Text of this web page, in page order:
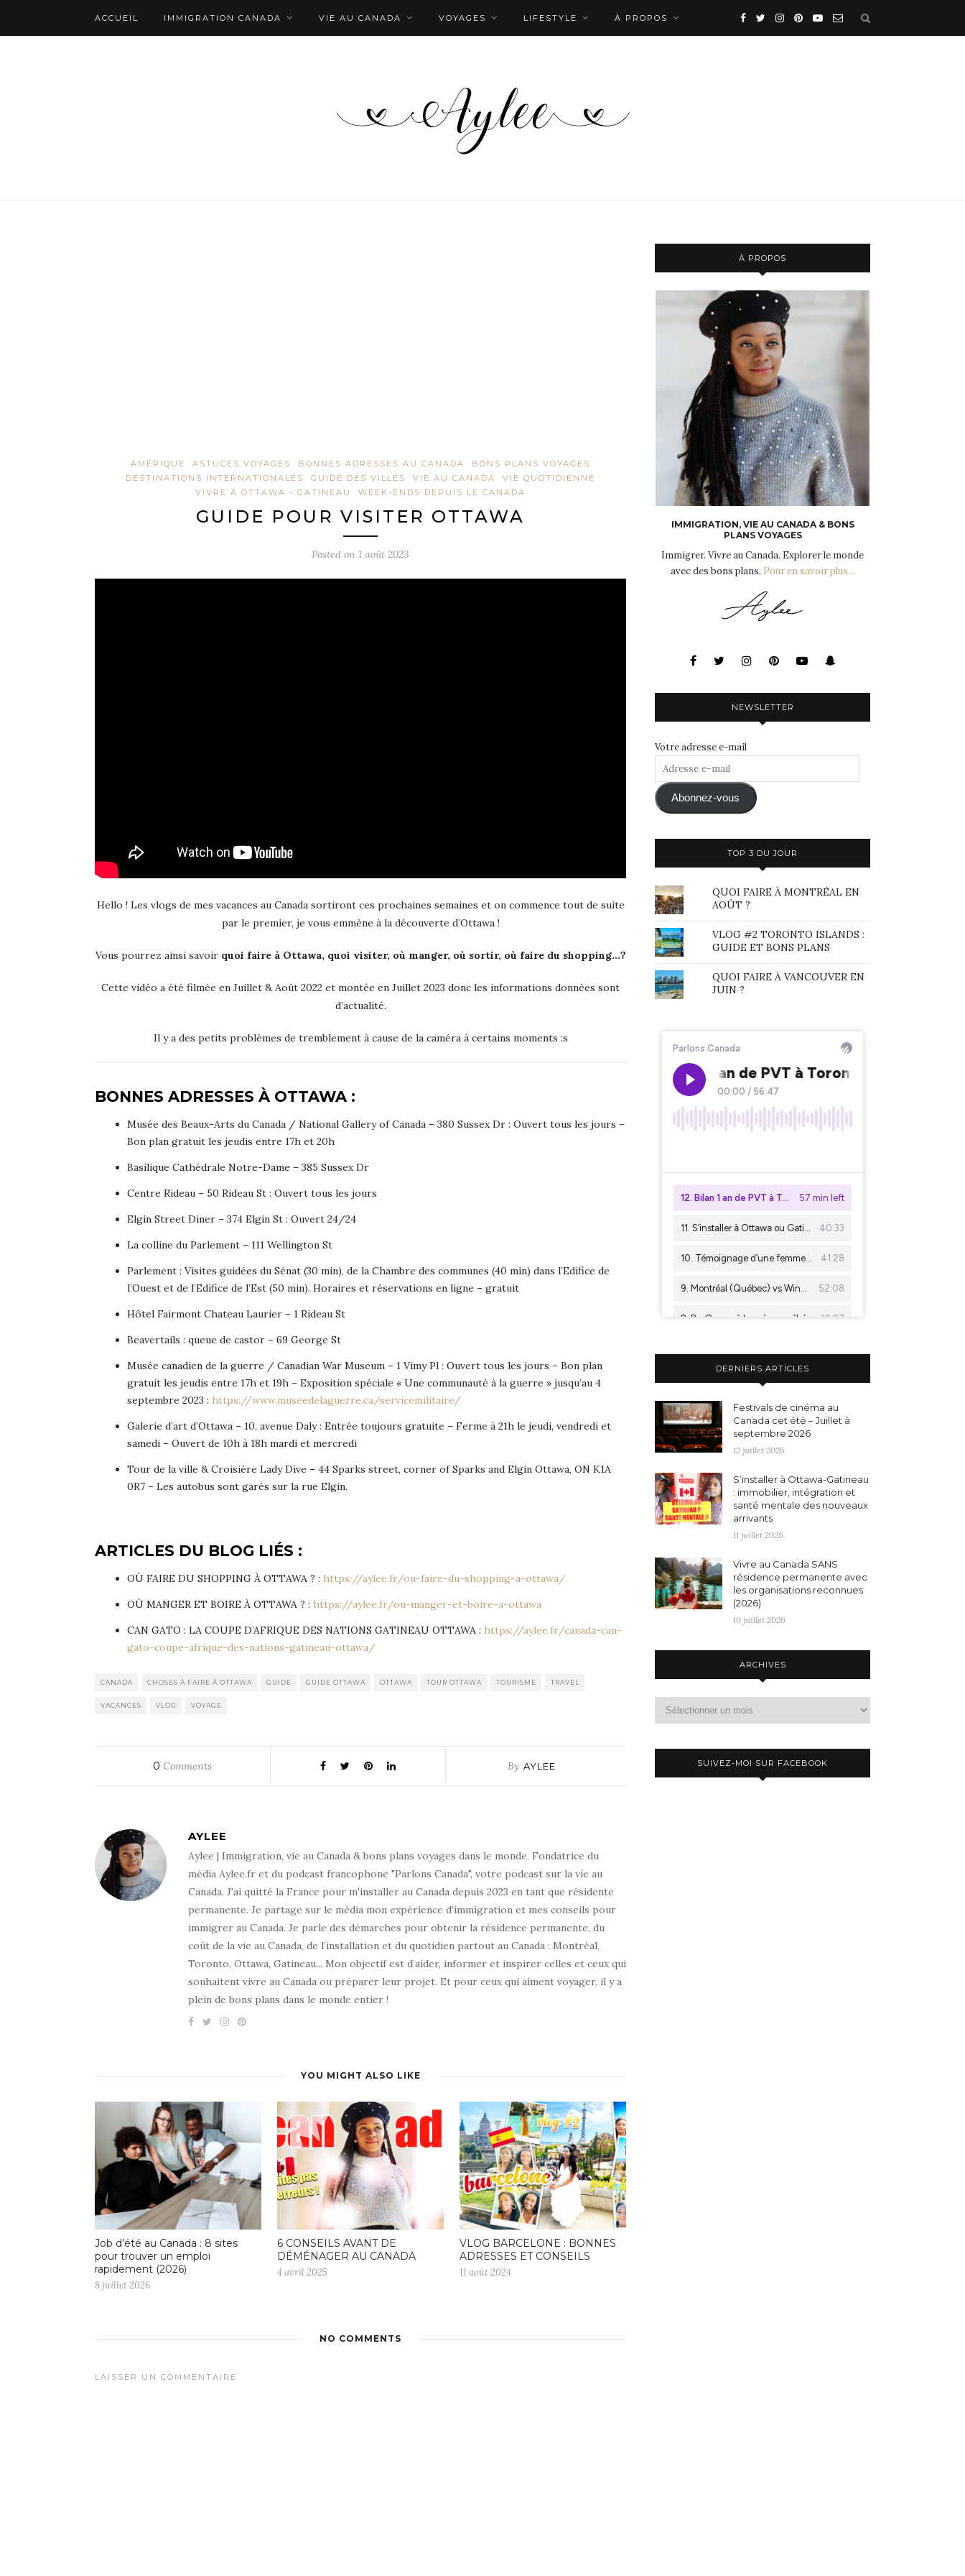
ACCUEIL IMMIGRATION CANADA VIE AU CANADA VOYAGES LIFESTYLE À PROPOS
AMÉRIQUE ASTUCES VOYAGES BONNES ADRESSES AU CANADA
BONS PLANS VOYAGES
DESTINATIONS INTERNATIONALES
GUIDE DES VILLES VIE AU CANADA
VIE QUOTIDIENNE
VIVRE À OTTAWA - GATINEAU
WEEK-ENDS DEPUIS LE CANADA
GUIDE POUR VISITER OTTAWA
Posted on 1 août 2023
Hello ! Les vlogs de mes vacances au Canada sortiront ces prochaines semaines et on commence tout de suite
par le premier, je vous emmène à la découverte d’Ottawa !
Vous pourrez ainsi savoir quoi faire à Ottawa, quoi visiter, où manger, où sortir, où faire du shopping…?
Cette vidéo a été filmée en Juillet & Août 2022 et montée en Juillet 2023 donc les informations données sont
d’actualité.
Il y a des petits problèmes de tremblement à cause de la caméra à certains moments :s
BONNES ADRESSES À OTTAWA :
Musée des Beaux-Arts du Canada / National Gallery of Canada – 380 Sussex Dr : Ouvert tous les jours –
Bon plan gratuit les jeudis entre 17h et 20h
Basilique Cathédrale Notre-Dame – 385 Sussex Dr
Centre Rideau – 50 Rideau St : Ouvert tous les jours
Elgin Street Diner – 374 Elgin St : Ouvert 24/24
La colline du Parlement – 111 Wellington St
Parlement : Visites guidées du Sénat (30 min), de la Chambre des communes (40 min) dans l’Edifice de
l’Ouest et de l’Edifice de l’Est (50 min). Horaires et réservations en ligne – gratuit
Hôtel Fairmont Chateau Laurier – 1 Rideau St
Beavertails : queue de castor – 69 George St
Musée canadien de la guerre / Canadian War Museum – 1 Vimy Pl : Ouvert tous les jours – Bon plan
gratuit les jeudis entre 17h et 19h – Exposition spéciale « Une communauté à la guerre » jusqu’au 4
septembre 2023 : https://www.museedelaguerre.ca/servicemilitaire/
Galerie d’art d’Ottawa – 10, avenue Daly : Entrée toujours gratuite – Ferme à 21h le jeudi, vendredi et
samedi – Ouvert de 10h à 18h mardi et mercredi
Tour de la ville & Croisière Lady Dive – 44 Sparks street, corner of Sparks and Elgin Ottawa, ON K1A
0R7 – Les autobus sont garés sur la rue Elgin.
ARTICLES DU BLOG LIÉS :
OÙ FAIRE DU SHOPPING À OTTAWA ? : https://aylee.fr/ou-faire-du-shopping-a-ottawa/
OÙ MANGER ET BOIRE À OTTAWA ? : https://aylee.fr/ou-manger-et-boire-a-ottawa
CAN GATO : LA COUPE D’AFRIQUE DES NATIONS GATINEAU OTTAWA : https://aylee.fr/canada-can-
gato-coupe-afrique-des-nations-gatineau-ottawa/
CANADA CHOSES À FAIRE À OTTAWA GUIDE GUIDE OTTAWA OTTAWA TOUR OTTAWA TOURISME TRAVEL
VACANCES VLOG VOYAGE
0 Comments By AYLEE
AYLEE
Aylee | Immigration, vie au Canada & bons plans voyages dans le monde. Fondatrice du
média Aylee.fr et du podcast francophone "Parlons Canada", votre podcast sur la vie au
Canada. J'ai quitté la France pour m'installer au Canada depuis 2023 en tant que résidente
permanente. Je partage sur le média mon expérience d’immigration et mes conseils pour
immigrer au Canada. Je parle des démarches pour obtenir la résidence permanente, du
coût de la vie au Canada, de l’installation et du quotidien partout au Canada : Montréal,
Toronto, Ottawa, Gatineau... Mon objectif est d’aider, informer et inspirer celles et ceux qui
souhaitent vivre au Canada ou préparer leur projet. Et pour ceux qui aiment voyager, il y a
plein de bons plans dans le monde entier !
YOU MIGHT ALSO LIKE
Job d’été au Canada : 8 sites
pour trouver un emploi
rapidement (2026)
8 juillet 2026
6 CONSEILS AVANT DE
DÉMÉNAGER AU CANADA
4 avril 2025
VLOG BARCELONE : BONNES
ADRESSES ET CONSEILS
11 août 2024
NO COMMENTS
LAISSER UN COMMENTAIRE
À PROPOS
IMMIGRATION, VIE AU CANADA & BONS
PLANS VOYAGES
Immigrer. Vivre au Canada. Explorer le monde
avec des bons plans. Pour en savoir plus...
NEWSLETTER
Votre adresse e-mail
Adresse
mail Abonnez-vous
TOP 3 DU JOUR
QUOI FAIRE À MONTRÉAL EN
AOÛT ?
VLOG #2 TORONTO ISLANDS :
GUIDE ET BONS PLANS
QUOI FAIRE À VANCOUVER EN
JUIN ?
DERNIERS ARTICLES
Festivals de cinéma au
Canada cet été – Juillet à
septembre 2026
12 juillet 2026
S’installer à Ottawa-Gatineau
: immobilier, intégration et
santé mentale des nouveaux
arrivants
11 juillet 2026
Vivre au Canada SANS
résidence permanente avec
les organisations reconnues
(2026)
10 juillet 2026
ARCHIVES
SUIVEZ-MOI SUR FACEBOOK